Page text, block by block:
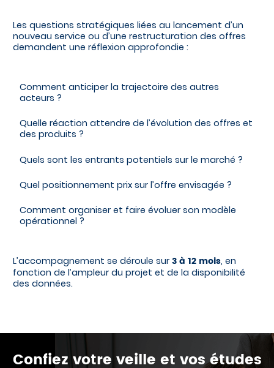
Les questions stratégiques liées au lancement d’un
nouveau service ou d’une restructuration des offres
demandent une réflexion approfondie :
Comment anticiper la trajectoire des autres
acteurs ?
Quelle réaction attendre de l’évolution des offres et
des produits ?
Quels sont les entrants potentiels sur le marché ?
Quel positionnement prix sur l’offre envisagée ?
Comment organiser et faire évoluer son modèle
opérationnel ?
L’accompagnement se déroule sur3 à 12 mois, en
fonction de l’ampleur du projet et de la disponibilité
des données.
Confiez votre veille et vos études